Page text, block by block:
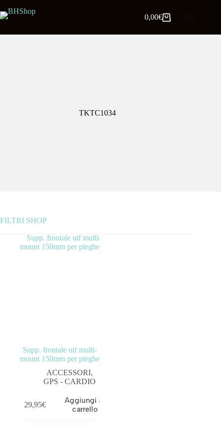
0,00€
TKTC1034
FILTRI SHOP
OUTLET
Tag prodotto
Supp. frontale utf multi-
mount 150mm per pieghe
ACCESSORI,
GPS - CARDIO
29,95€
Aggiungi al
carrello